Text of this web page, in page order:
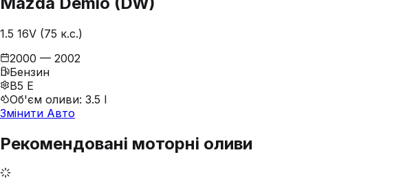
1.5 16V (75 к.с.)
2000 — 2002
Бензин
B5 E
Об'єм оливи: 3.5 l
Змінити Авто
Рекомендовані моторні оливи